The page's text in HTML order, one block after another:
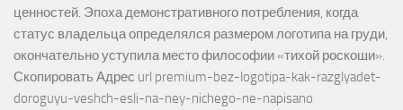
ценностей. Эпоха демонстративного потребления, когда
статус владельца определялся размером логотипа на груди,
окончательно уступила место философии «тихой роскоши».
Скопировать Адрес url premium-bez-logotipa-kak-razglyadet-
doroguyu-veshch-esli-na-ney-nichego-ne-napisano